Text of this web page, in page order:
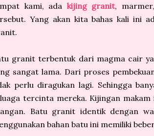
kami, ada kijing granit,
Yang akan kita bahas kali ini
granit terbentuk dari magma cair
sangat lama. Dari proses
perlu diragukan lagi. Sehingga
tercinta mereka. Kijingan
Batu granit identik dengan
bahan batu ini memiliki